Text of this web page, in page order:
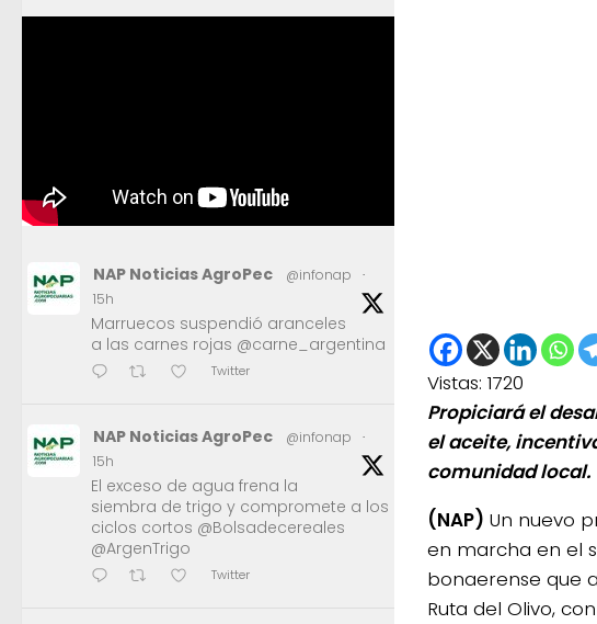
Vistas: 1720
Propiciará el
el aceite,
comunidad local.
(NAP) Un nuevo
en marcha en el
bonaerense que
Ruta del Olivo,
NAP Noticias AgroPec @infonap
·
15h
Marruecos suspendió aranceles
a las carnes rojas @carne_argentina
Twitter
NAP Noticias AgroPec @infonap
·
15h
El exceso de agua frena la
siembra de trigo y compromete a los
ciclos cortos @Bolsadecereales
@ArgenTrigo
Twitter